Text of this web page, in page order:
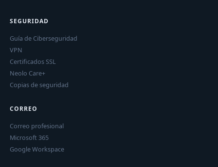
SEGURIDAD
Guía de Ciberseguridad
VPN
Certificados SSL
Neolo Care+
Copias de seguridad
CORREO
Correo profesional
Microsoft 365
Google Workspace